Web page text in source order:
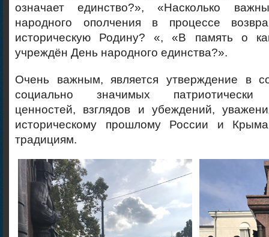
означает единство?», «Насколько
народного ополчения в процессе
историческую Родину? «, «В память о
учреждён День народного единства?».
Очень важным, является утверждение в
социально значимых патриотически
ценностей, взглядов и убеждений,
историческому прошлому России и
традициям.